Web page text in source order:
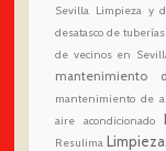
Sevilla
Limpieza y
desatasco de
de vecinos en
mantenimiento
mantenimiento de
aire acondicionado
Resulima